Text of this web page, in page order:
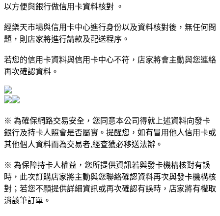
以方便與銀行做信用卡資料核對 。
經樂天市場與信用卡中心進行身份以及資料核對後，無任何問
題，則店家將進行請款及配送程序。
若您的信用卡資料與信用卡中心不符，店家將會主動與您連絡
再次確認資料。
※ 為確保網路交易安全，您同意本公司得就上述資料向發卡
銀行及持卡人照會是否屬實。提醒您，如有冒用他人信用卡或
其他個人資料而為交易者,經查獲必移送法辦。
※ 為保障持卡人權益，您所提供資訊若與發卡機構核對有誤
時，此次訂購店家將主動與您聯絡確認資料再次與發卡機構核
對；若您不願提供詳細資訊或再次確認有誤時，店家將有權取
消該筆訂單。